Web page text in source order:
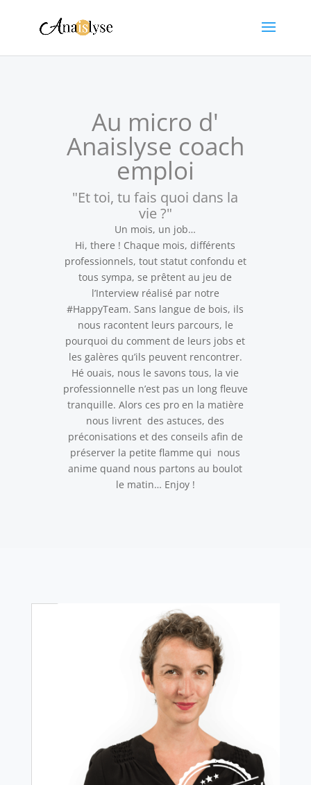
Au micro d'
Anaislyse coach
emploi
"Et toi, tu fais quoi dans la
vie ?"
Un mois, un job…
Hi, there ! Chaque mois, différents
professionnels, tout statut confondu et
tous sympa, se prêtent au jeu de
l’Interview réalisé par notre
#HappyTeam. Sans langue de bois, ils
nous racontent leurs parcours, le
pourquoi du comment de leurs jobs et
les galères qu’ils peuvent rencontrer.
Hé ouais, nous le savons tous, la vie
professionnelle n’est pas un long fleuve
tranquille. Alors ces pro en la matière
nous livrent des astuces, des
préconisations et des conseils afin de
préserver la petite flamme qui nous
anime quand nous partons au boulot
le matin… Enjoy !